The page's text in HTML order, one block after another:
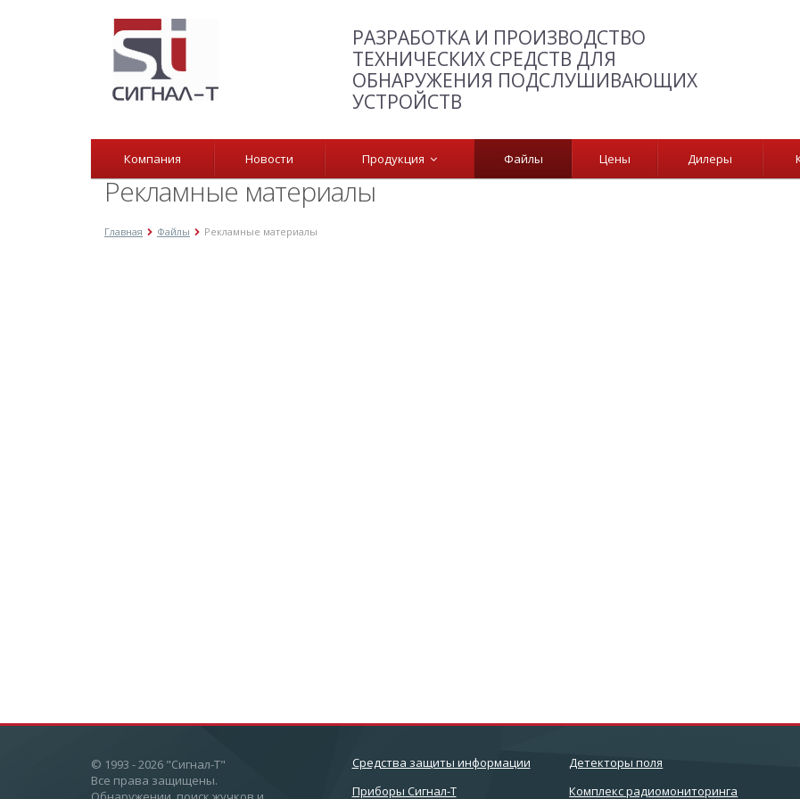
РАЗРАБОТКА И ПРОИЗВОДСТВО
ТЕХНИЧЕСКИХ СРЕДСТВ ДЛЯ
ОБНАРУЖЕНИЯ ПОДСЛУШИВАЮЩИХ
УСТРОЙСТВ
Компания Новости Продукция Файлы Цены Дилеры
Рекламные материалы
Главная Файлы Рекламные материалы
© 1993 - 2026 "Сигнал-Т"
Все права защищены.
Cредства защиты информации
Приборы Сигнал-Т
Детекторы поля
Комплекс радиомониторинга